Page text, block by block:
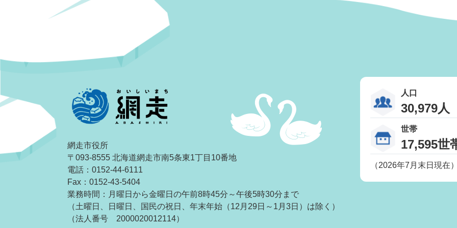
網走市役所
〒093-8555 北海道網走市南5条東1丁目10番地
電話：0152-44-6111
Fax：0152-43-5404
業務時間：月曜日から金曜日の午前8時45分～午後5時30分まで
（土曜日、日曜日、国民の祝日、年末年始（12月29日～1月3日）は除く）
（法人番号 2000020012114）
人口
30,979人
世帯
17,595世
（2026年7月末日現在